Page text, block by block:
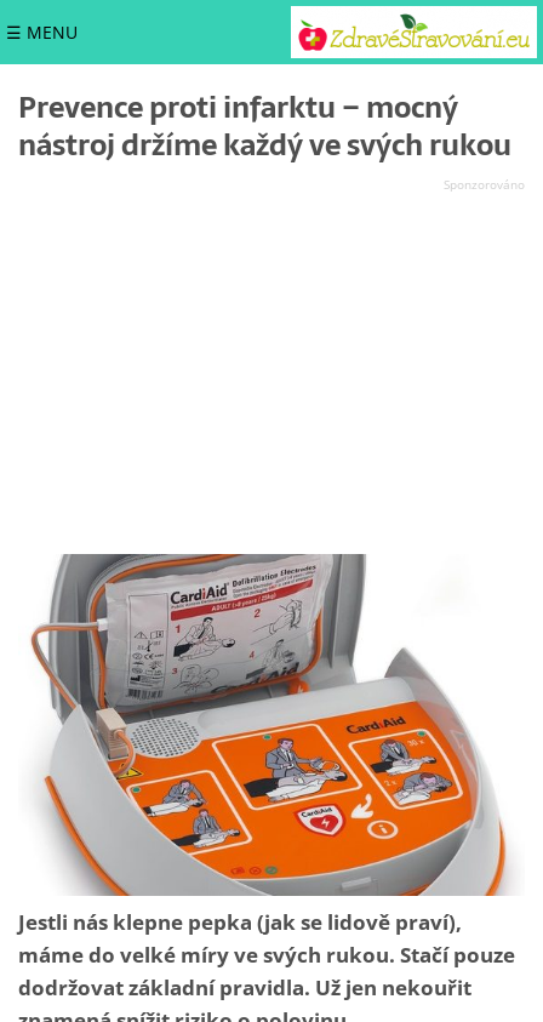
☰ MENU
Prevence proti infarktu – mocný
nástroj držíme každý ve svých rukou
Jestli nás klepne pepka (jak se lidově praví),
máme do velké míry ve svých rukou. Stačí pouze
dodržovat základní pravidla. Už jen nekouřit